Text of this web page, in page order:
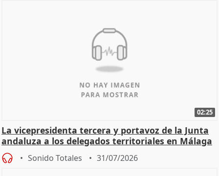
02:25
La vicepresidenta tercera y portavoz de la Junta
andaluza a los delegados territoriales en Málaga
Sonido Totales 31/07/2026